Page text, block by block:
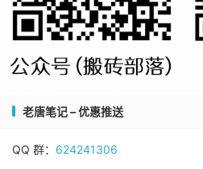
老唐笔记 – 优惠推送
QQ 群： 624241306